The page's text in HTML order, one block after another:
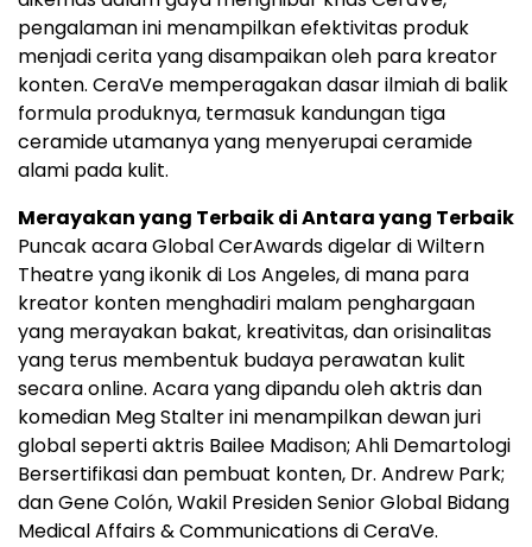
pengalaman ini menampilkan efektivitas produk
menjadi cerita yang disampaikan oleh para kreator
konten. CeraVe memperagakan dasar ilmiah di balik
formula produknya, termasuk kandungan tiga
ceramide utamanya yang menyerupai ceramide
alami pada kulit.
Merayakan yang Terbaik di Antara yang Terbaik
Puncak acara Global CerAwards digelar di Wiltern
Theatre yang ikonik di Los Angeles, di mana para
kreator konten menghadiri malam penghargaan
yang merayakan bakat, kreativitas, dan orisinalitas
yang terus membentuk budaya perawatan kulit
secara online. Acara yang dipandu oleh aktris dan
komedian Meg Stalter ini menampilkan dewan juri
global seperti aktris Bailee Madison; Ahli Demartologi
Bersertifikasi dan pembuat konten, Dr. Andrew Park;
dan Gene Colón, Wakil Presiden Senior Global Bidang
Medical Affairs & Communications di CeraVe.